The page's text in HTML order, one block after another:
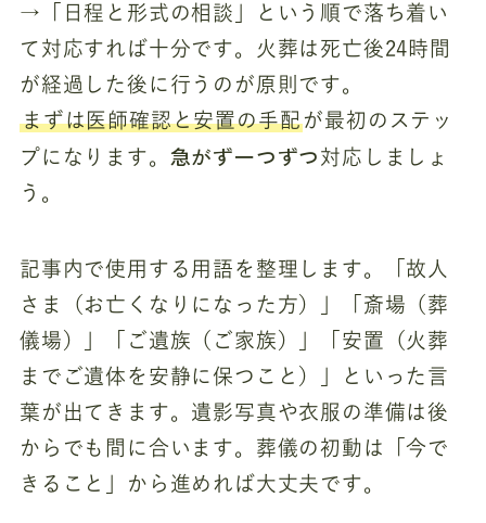
→「日程と形式の相談」という順で落ち着い
て対応すれば十分です。火葬は死亡後24時間
が経過した後に行うのが原則です。
まずは医師確認と安置の手配が最初のステッ
プになります。 急がず一つずつ 対応しましょ
う。
記事内で使用する用語を整理します。「故人
さま（お亡くなりになった方）」「斎場（葬
儀場）」「ご遺族（ご家族）」「安置（火葬
までご遺体を安静に保つこと）」といった言
葉が出てきます。遺影写真や衣服の準備は後
からでも間に合います。葬儀の初動は「今で
きること」から進めれば大丈夫です。